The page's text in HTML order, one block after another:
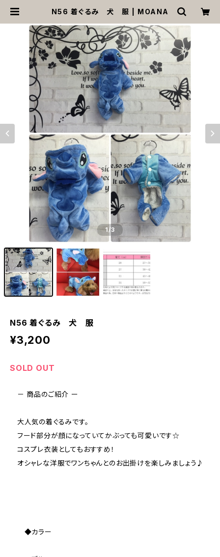
N56 着ぐるみ 犬 服 | MOANA
1/3
N56 着ぐるみ 犬 服
¥3,200
SOLD OUT
－ 商品のご紹介 ー
大人気の着ぐるみです。
フード部分が顔になっていてかぶっても可愛いです☆
コスプレ衣装としてもおすすめ！
オシャレな洋服でワンちゃんとのお出掛けを楽しみましょう♪
◆カラー